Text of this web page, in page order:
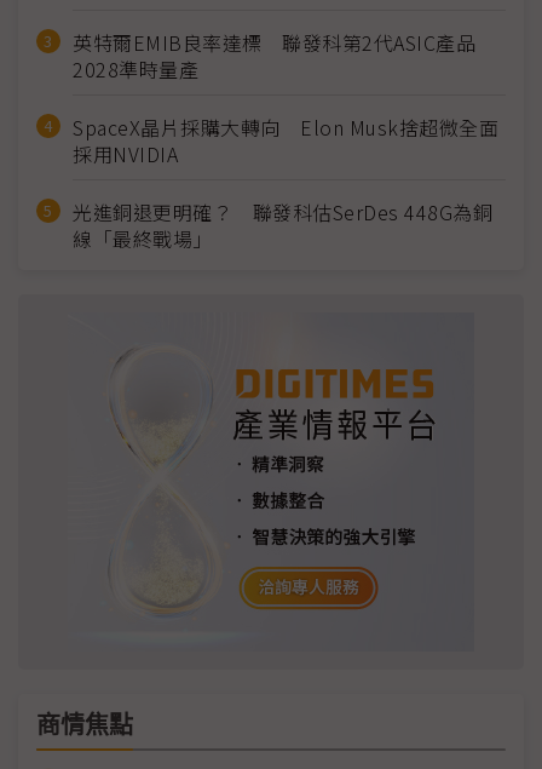
英特爾EMIB良率達標 聯發科第2代ASIC產品
2028準時量產
SpaceX晶片採購大轉向 Elon Musk捨超微全面
採用NVIDIA
光進銅退更明確？ 聯發科估SerDes 448G為銅
線「最終戰場」
商情焦點